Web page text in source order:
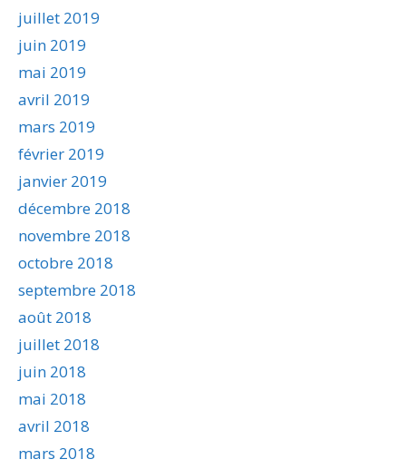
juillet 2019
juin 2019
mai 2019
avril 2019
mars 2019
février 2019
janvier 2019
décembre 2018
novembre 2018
octobre 2018
septembre 2018
août 2018
juillet 2018
juin 2018
mai 2018
avril 2018
mars 2018